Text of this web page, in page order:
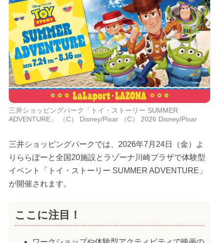
三井ショッピングパーク「トイ・ストーリー SUMMER
ADVENTURE」 （C） Disney/Pixar （C） 2026 Disney/Pixar
三井ショッピングパークでは、2026年7月24日（金）よ
りららぽーと全国20施設とラゾーナ川崎プラザで体験型
イベント「トイ・ストーリー SUMMER ADVENTURE」
が開催されます。
ここに注目！